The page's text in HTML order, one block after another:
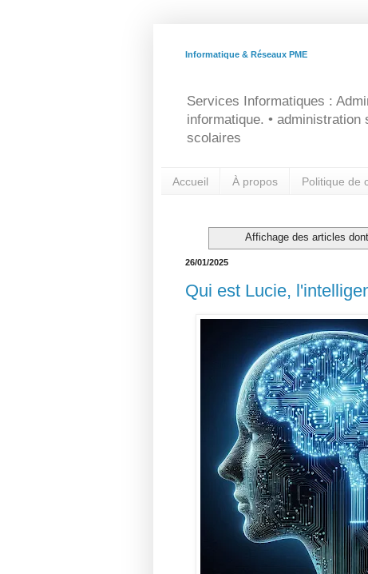
Informatique & Réseaux PME
Services Informatiques :
informatique. •
scolaires
Accueil À propos Politique de
Affichage des articles
26/01/2025
Qui est Lucie,